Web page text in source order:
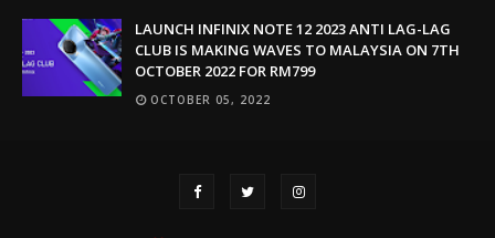
LAUNCH INFINIX NOTE 12 2023 ANTI LAG-LAG
CLUB IS MAKING WAVES TO MALAYSIA ON 7TH
OCTOBER 2022 FOR RM799
OCTOBER 05, 2022